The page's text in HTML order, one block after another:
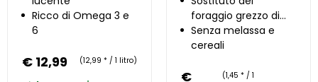
Ricco di Omega 3 e
6
€ 12,99 (12,99 * / 1 litro)
alpine
foraggio grezzo di
alta qualità
Senza melassa e
cereali
€
(1,45 * / 1